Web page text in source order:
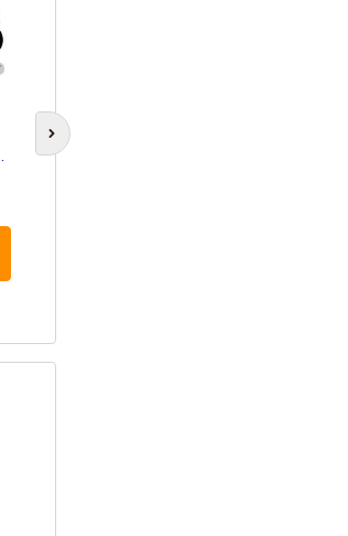
ゲルインク多機能ボ
ールペン サラサ2+S
次のスライドへ